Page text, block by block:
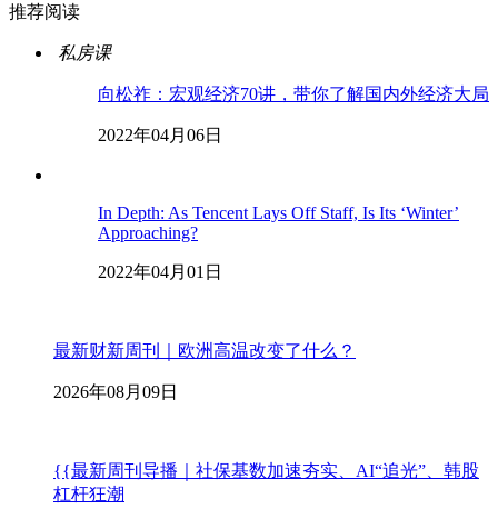
推荐阅读
私房课
向松祚：宏观经济70讲，带你了解国内外经济大局
2022年04月06日
In Depth: As Tencent Lays Off Staff, Is Its ‘Winter’
Approaching?
2022年04月01日
最新财新周刊｜欧洲高温改变了什么？
2026年08月09日
{{最新周刊导播｜社保基数加速夯实、AI“追光”、韩股
杠杆狂潮